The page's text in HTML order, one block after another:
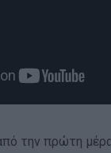
την πρώτη